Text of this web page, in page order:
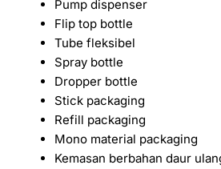
Pump dispenser
Flip top bottle
Tube fleksibel
Spray bottle
Dropper bottle
Stick packaging
Refill packaging
Mono material packaging
Kemasan berbahan daur